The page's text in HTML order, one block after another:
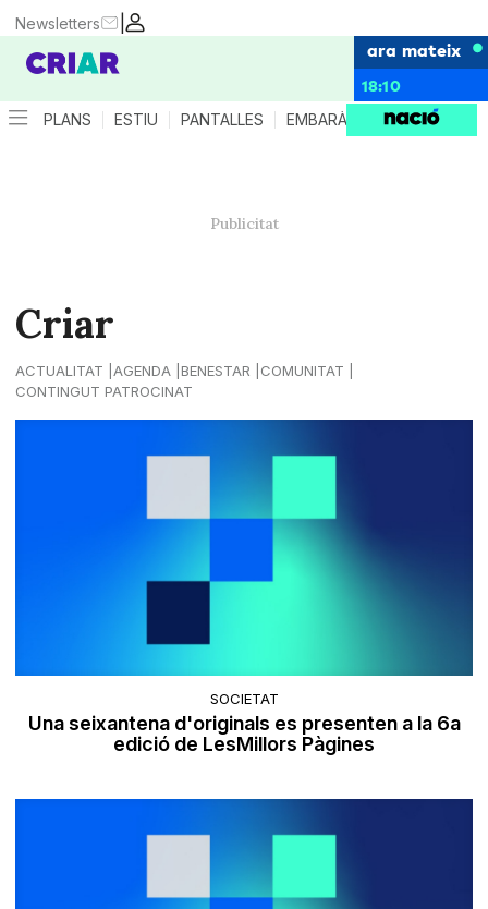
|
Newsletters
ara mateix
18:10
PLANS ESTIU PANTALLES EMBARÀS CRIANÇA
Criar
ACTUALITAT AGENDA BENESTAR
COMUNITAT
CONTINGUT PATROCINAT
SOCIETAT
Una seixantena d'originals es presenten a la 6a
edició de LesMillors Pàgines